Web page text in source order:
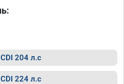
204 л.с
224 л.с